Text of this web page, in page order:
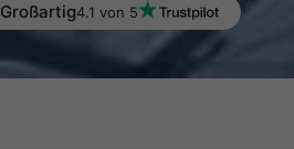
Großartig4.1 von 5